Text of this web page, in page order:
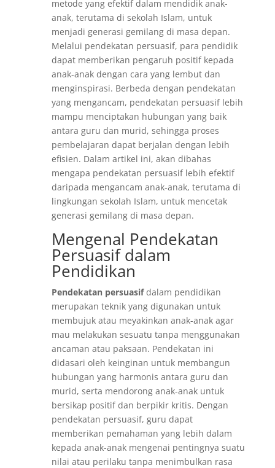
metode yang efektif dalam mendidik anak-
anak, terutama di sekolah Islam, untuk
menjadi generasi gemilang di masa depan.
Melalui pendekatan persuasif, para pendidik
dapat memberikan pengaruh positif kepada
anak-anak dengan cara yang lembut dan
menginspirasi. Berbeda dengan pendekatan
yang mengancam, pendekatan persuasif lebih
mampu menciptakan hubungan yang baik
antara guru dan murid, sehingga proses
pembelajaran dapat berjalan dengan lebih
efisien. Dalam artikel ini, akan dibahas
mengapa pendekatan persuasif lebih efektif
daripada mengancam anak-anak, terutama di
lingkungan sekolah Islam, untuk mencetak
generasi gemilang di masa depan.
Mengenal Pendekatan
Persuasif dalam
Pendidikan
Pendekatan persuasifdalam pendidikan
merupakan teknik yang digunakan untuk
membujuk atau meyakinkan anak-anak agar
mau melakukan sesuatu tanpa menggunakan
ancaman atau paksaan. Pendekatan ini
didasari oleh keinginan untuk membangun
hubungan yang harmonis antara guru dan
murid, serta mendorong anak-anak untuk
bersikap positif dan berpikir kritis. Dengan
pendekatan persuasif, guru dapat
memberikan pemahaman yang lebih dalam
kepada anak-anak mengenai pentingnya suatu
nilai atau perilaku tanpa menimbulkan rasa